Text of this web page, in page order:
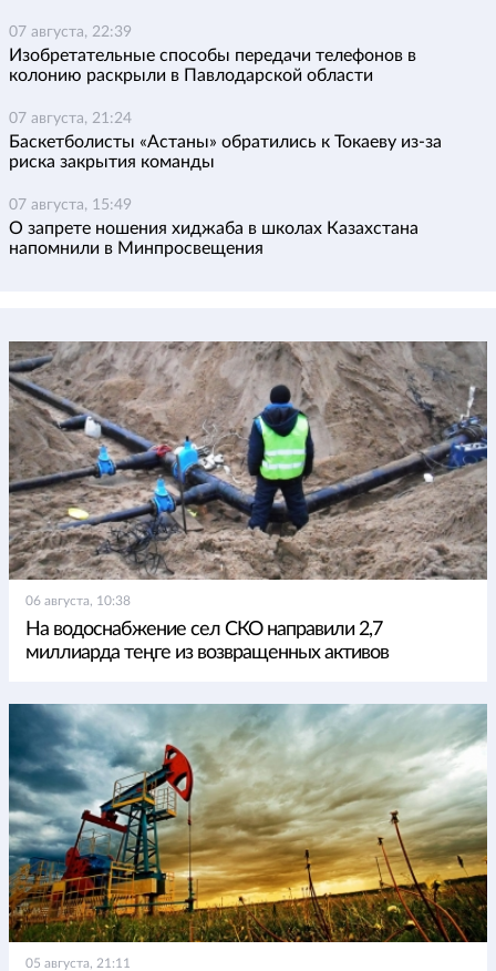
07 августа, 22:39
Изобретательные способы передачи телефонов в
колонию раскрыли в Павлодарской области
07 августа, 21:24
Баскетболисты «Астаны» обратились к Токаеву из-за
риска закрытия команды
07 августа, 15:49
О запрете ношения хиджаба в школах Казахстана
напомнили в Минпросвещения
06 августа, 10:38
На водоснабжение сел СКО направили 2,7
миллиарда теңге из возвращенных активов
05 августа, 21:11